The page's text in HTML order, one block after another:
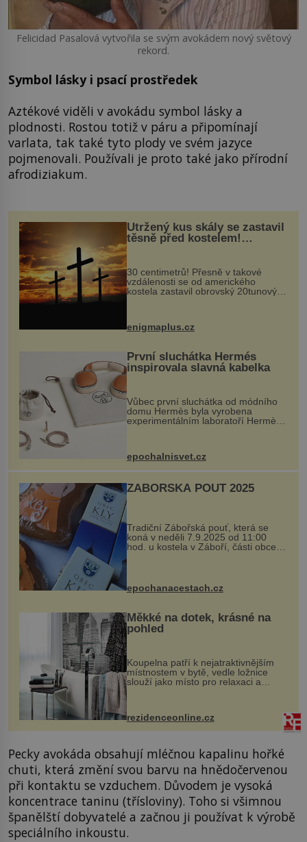
Felicidad Pasalová vytvořila se svým avokádem nový světový
rekord.
Symbol lásky i psací prostředek
Aztékové viděli v avokádu symbol lásky a
plodnosti. Rostou totiž v páru a připomínají
varlata, tak také tyto plody ve svém jazyce
pojmenovali. Používali je proto také jako přírodní
afrodiziakum.
Utržený kus skály se zastavil
těsně před kostelem!
Ochránila ho boží síla?
30 centimetrů! Přesně v takové
vzdálenosti se od amerického
kostela zastavil obrovský 20tunový
...
enigmaplus.cz
První sluchátka Hermés
inspirovala slavná kabelka
Vůbec první sluchátka od módního
domu Hermès byla vyrobena
experimentálním laboratoří Hermès
kovový...
epochalnisvet.cz
ZÁBOŘSKÁ POUŤ 2025
Tradiční Zábořská pouť, která se
koná v neděli 7.9.2025 od 11:00
hod. u kostela v Záboří, části obce
Kly u Mělníka. V programu naleznete
komentovanou prohlídku kostela,
epochanacestach.cz
Měkké na dotek, krásné na
pohled
Koupelna patří k nejatraktivnějším
místnostem v bytě, vedle ložnice
slouží jako místo pro relaxaci a
odpočinek. Koupelnový textil –
ručníky, osušky a koberečky –
mohou jako mávnutím kouzelného
proutku...
rezidenceonline.cz
Pecky avokáda obsahují mléčnou kapalinu hořké
chuti, která změní svou barvu na hnědočervenou
při kontaktu se vzduchem. Důvodem je vysoká
koncentrace taninu (třísloviny). Toho si všimnou
španělští dobyvatelé a začnou ji používat k výrobě
speciálního inkoustu.